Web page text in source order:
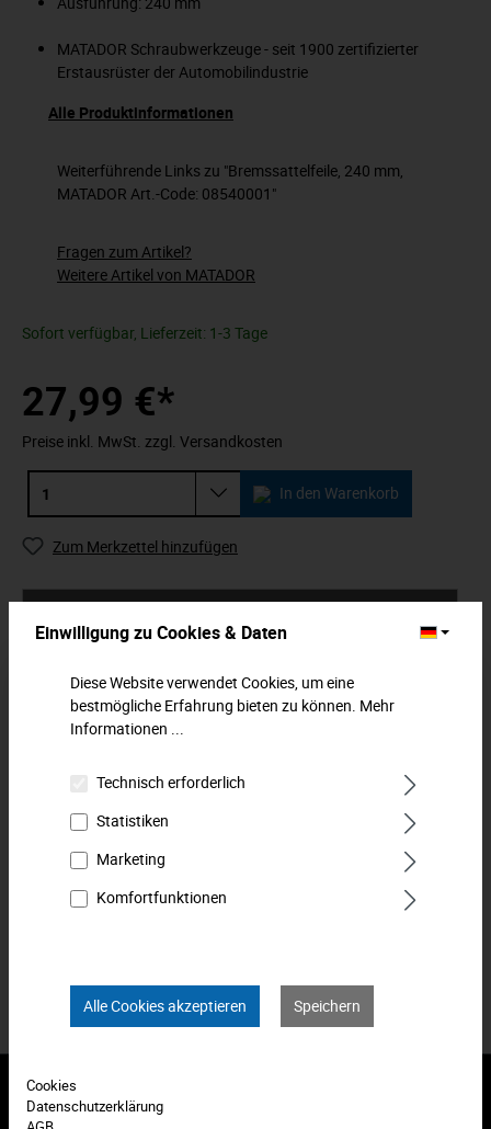
MATADOR Schraubwerkzeuge - seit 1900 zertifizierter
Erstausrüster der Automobilindustrie
Alle Produktinformationen
Weiterführende Links zu "Bremssattelfeile, 240 mm,
MATADOR Art.-Code: 08540001"
Fragen zum Artikel?
Weitere Artikel von MATADOR
Sofort verfügbar, Lieferzeit: 1-3 Tage
27,99 €*
Preise inkl. MwSt. zzgl. Versandkosten
In den Warenkorb
Zum Merkzettel hinzufügen
und Rost im Bremssattel. Hieb: grob. Einseitig (zum Schutz
der Staub… Mehr
Bewertungen
Produkt FAQs
Abonnieren Sie den kostenlosen Newsletter und verpassen Sie
Einwilligung zu Cookies & Daten
Diese Website verwendet Cookies, um eine
bestmögliche Erfahrung bieten zu können. Mehr
Informationen ...
Technisch erforderlich
Statistiken
Marketing
Komfortfunktionen
Alle Cookies akzeptieren Speichern
Cookies
Datenschutzerklärung